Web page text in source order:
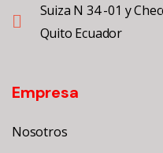
Suiza N 34 -01 y
Quito Ecuador
Empresa
Nosotros